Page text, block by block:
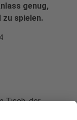
genug,
zu spielen.
Tisch, der